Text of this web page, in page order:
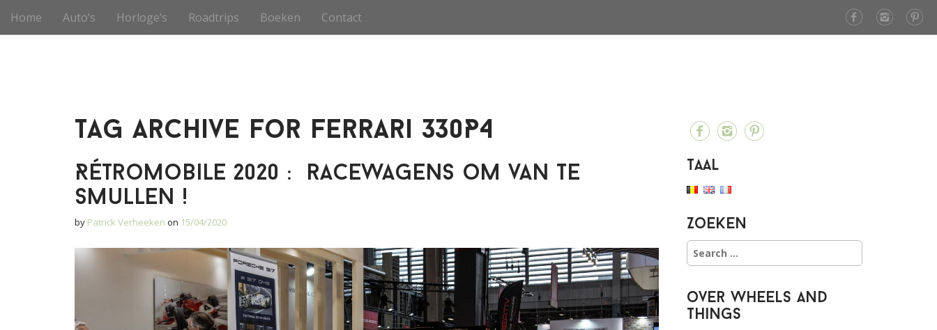
i
Home Auto’s Horloge’s Roadtrips Boeken Contact
Tag Archive for Ferrari 330P4
Rétromobile 2020 : racewagens om van te
smullen !
by Patrick Verheeken on 15/04/2020
Taal
Zoeken
S
e
c
h
over Wheels and
Things